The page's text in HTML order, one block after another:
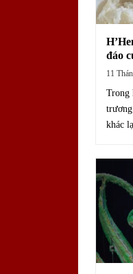
đáo
số
11
Trong
khác